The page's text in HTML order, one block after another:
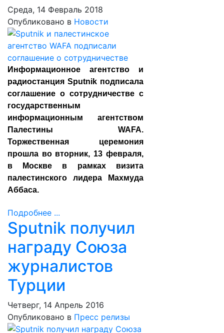
Среда, 14 Февраль 2018
Опубликовано в Новости
Информационное агентство и
радиостанция Sputnik подписала
соглашение о сотрудничестве с
государственным
информационным агентством
Палестины WAFA.
Торжественная церемония
прошла во вторник, 13 февраля,
в Москве в рамках визита
палестинского лидера Махмуда
Аббаса.
Подробнее ...
Sputnik получил
награду Союза
журналистов
Турции
Четверг, 14 Апрель 2016
Опубликовано в Пресс релизы